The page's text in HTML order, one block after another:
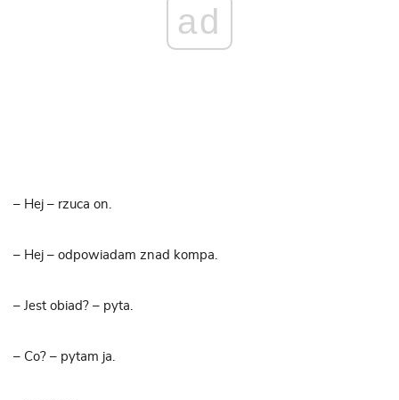
ad
– Hej – rzuca on.
– Hej – odpowiadam znad kompa.
– Jest obiad? – pyta.
– Co? – pytam ja.